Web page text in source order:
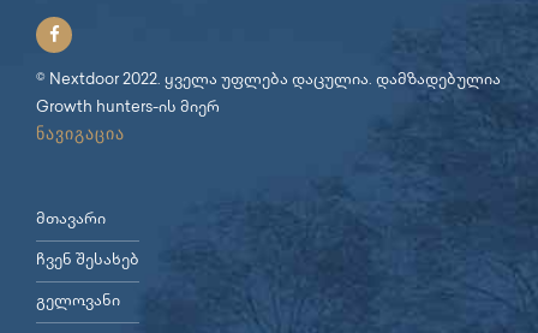
© Nextdoor 2022. ყველა უფლება დაცულია. დამზადებულია
Growth hunters-ის მიერ
ნავიგაცია
მთავარი
ჩვენ შესახებ
გელოვანი